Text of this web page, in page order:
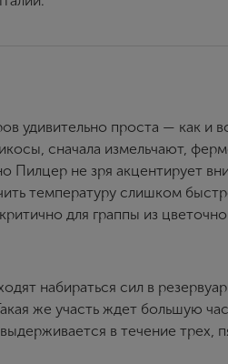
удивительно проста — как и
сначала измельчают,
Пилцер не зря акцентирует
температуру слишком
для граппы из
набираться сил в
же участь ждет большую
в течение трех,
Я согласен с условиями
Я хочу получать инфромацию об